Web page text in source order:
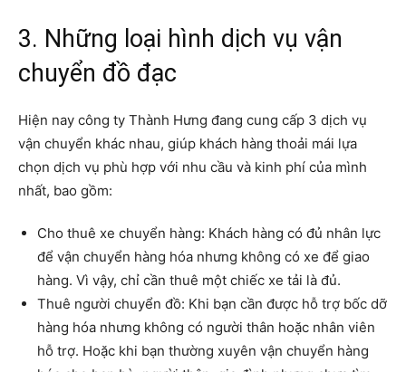
3. Những loại hình dịch vụ vận
chuyển đồ đạc
Hiện nay công ty Thành Hưng đang cung cấp 3 dịch vụ
vận chuyển khác nhau, giúp khách hàng thoải mái lựa
chọn dịch vụ phù hợp với nhu cầu và kinh phí của mình
nhất, bao gồm:
Cho thuê xe chuyển hàng: Khách hàng có đủ nhân lực
để vận chuyển hàng hóa nhưng không có xe để giao
hàng. Vì vậy, chỉ cần thuê một chiếc xe tải là đủ.
Thuê người chuyển đồ: Khi bạn cần được hỗ trợ bốc dỡ
hàng hóa nhưng không có người thân hoặc nhân viên
hỗ trợ. Hoặc khi bạn thường xuyên vận chuyển hàng